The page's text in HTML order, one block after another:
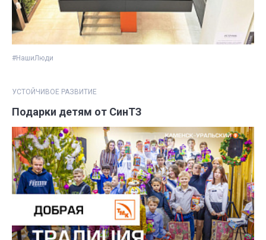
#НашиЛюди
УСТОЙЧИВОЕ РАЗВИТИЕ
Подарки детям от СинТЗ